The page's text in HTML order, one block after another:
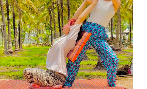
ールでのお問い合わせ 〉